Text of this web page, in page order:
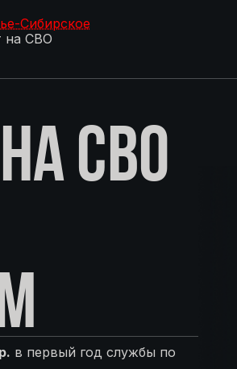
Сибирское
на СВО
СВО
в первый год службы по